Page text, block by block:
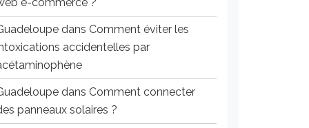
dans Comment éviter les
accidentelles par
dans Comment connecter
panneaux solaires ?